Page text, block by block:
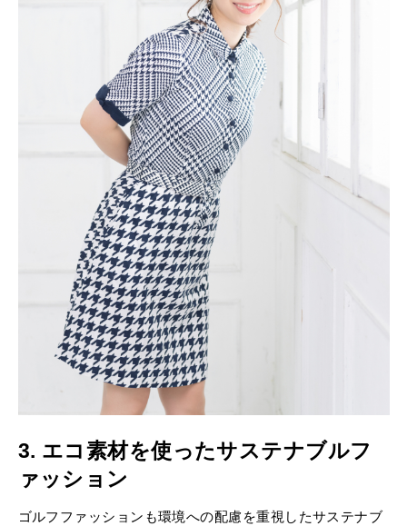
3. エコ素材を使ったサステナブルフ
ァッション
ゴルフファッションも環境への配慮を重視したサステナブ